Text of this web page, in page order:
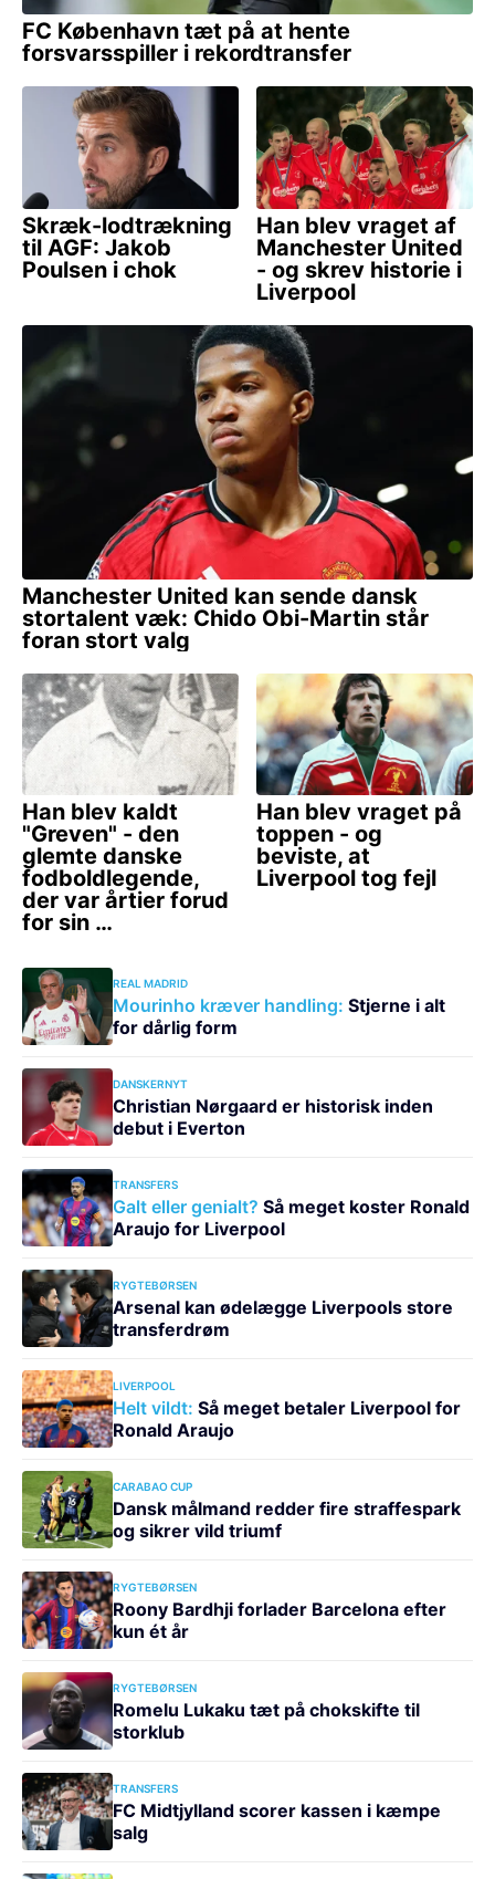
REAL MADRID
Mourinho kræver handling: Stjerne i alt
for dårlig form
DANSKERNYT
Christian Nørgaard er historisk inden
debut i Everton
TRANSFERS
Galt eller genialt? Så meget koster Ronald
Araujo for Liverpool
RYGTEBØRSEN
Arsenal kan ødelægge Liverpools store
transferdrøm
LIVERPOOL
Helt vildt: Så meget betaler Liverpool for
Ronald Araujo
CARABAO CUP
Dansk målmand redder fire straffespark
og sikrer vild triumf
RYGTEBØRSEN
Roony Bardhji forlader Barcelona efter
kun ét år
RYGTEBØRSEN
Romelu Lukaku tæt på chokskifte til
storklub
TRANSFERS
FC Midtjylland scorer kassen i kæmpe
salg